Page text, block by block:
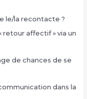
le/la recontacte ?
retour affectif » via un
de chances de se
dans la